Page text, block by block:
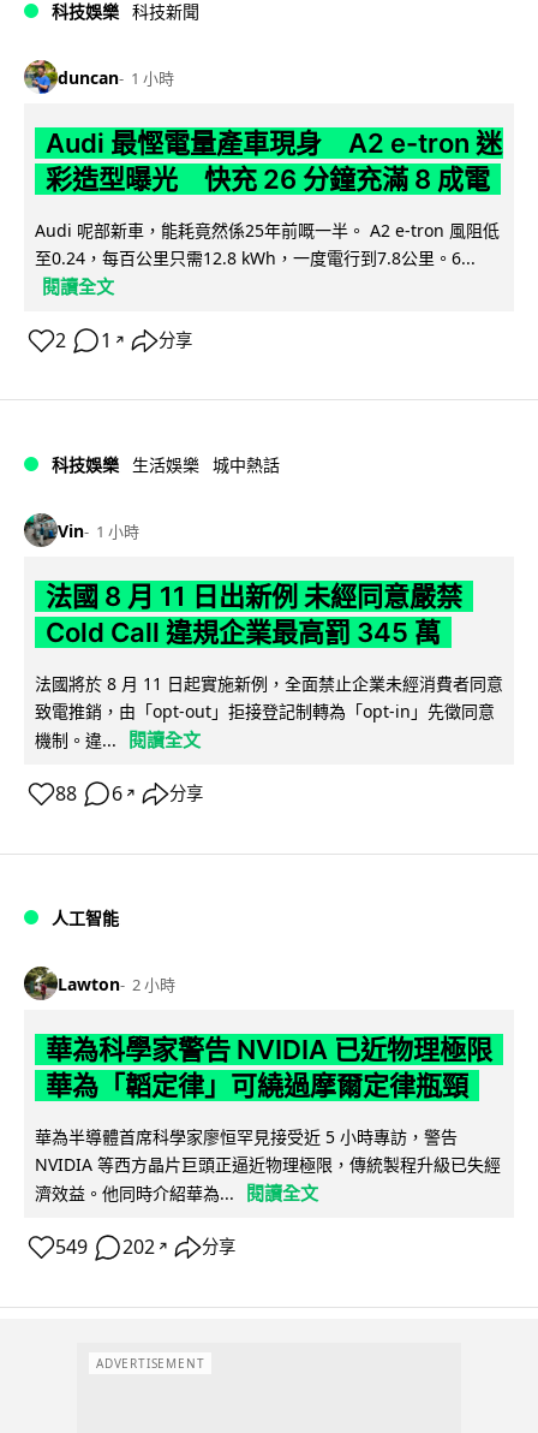
科技娛樂 科技新聞
duncan 1 小時
Audi 最慳電量產車現身 A2 e-tron 迷
彩造型曝光 快充 26 分鐘充滿 8 成電
Audi 呢部新車，能耗竟然係25年前嘅一半。 A2 e-tron 風阻低
至0.24，每百公里只需12.8 kWh，一度電行到7.8公里。6...
閱讀全文
2 1 ↗ 分享
科技娛樂 生活娛樂 城中熱話
Vin 1 小時
法國 8 月 11 日出新例 未經同意嚴禁
Cold Call 違規企業最高罰 345 萬
法國將於 8 月 11 日起實施新例，全面禁止企業未經消費者同意
致電推銷，由「opt-out」拒接登記制轉為「opt-in」先徵同意
機制。違...
閱讀全文
88 6 ↗ 分享
人工智能
Lawton 2 小時
華為科學家警告 NVIDIA 已近物理極限
華為「韜定律」可繞過摩爾定律瓶頸
華為半導體首席科學家廖恒罕見接受近 5 小時專訪，警告
NVIDIA 等西方晶片巨頭正逼近物理極限，傳統製程升級已失經
濟效益。他同時介紹華為...
閱讀全文
549 202 ↗ 分享
ADVERTISEMENT